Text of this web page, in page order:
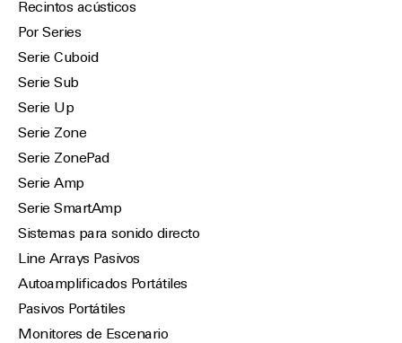
Recintos acústicos
Por Series
Serie Cuboid
Serie Sub
Serie Up
Serie Zone
Serie ZonePad
Serie Amp
Serie SmartAmp
Sistemas para sonido directo
Line Arrays Pasivos
Autoamplificados Portátiles
Pasivos Portátiles
Monitores de Escenario